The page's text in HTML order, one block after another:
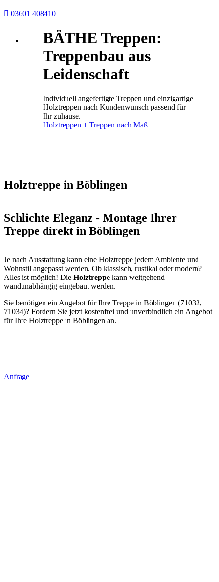
 03601 408410
BÄTHE Treppen:
Treppenbau aus
Leidenschaft
Individuell angefertigte Treppen und einzigartige
Holztreppen nach Kundenwunsch passend für
Ihr zuhause.
Holztreppen + Treppen nach Maß
Holztreppe in Böblingen
Schlichte Eleganz - Montage Ihrer
Treppe direkt in Böblingen
Je nach Ausstattung kann eine Holztreppe jedem Ambiente und
Wohnstil angepasst werden. Ob klassisch, rustikal oder modern?
Alles ist möglich! Die Holztreppe kann weitgehend
wandunabhängig eingebaut werden.
Sie benötigen ein Angebot für Ihre Treppe in Böblingen (71032,
71034)? Fordern Sie jetzt kostenfrei und unverbindlich ein Angebot
für Ihre Holztreppe in Böblingen an.
Anfrage